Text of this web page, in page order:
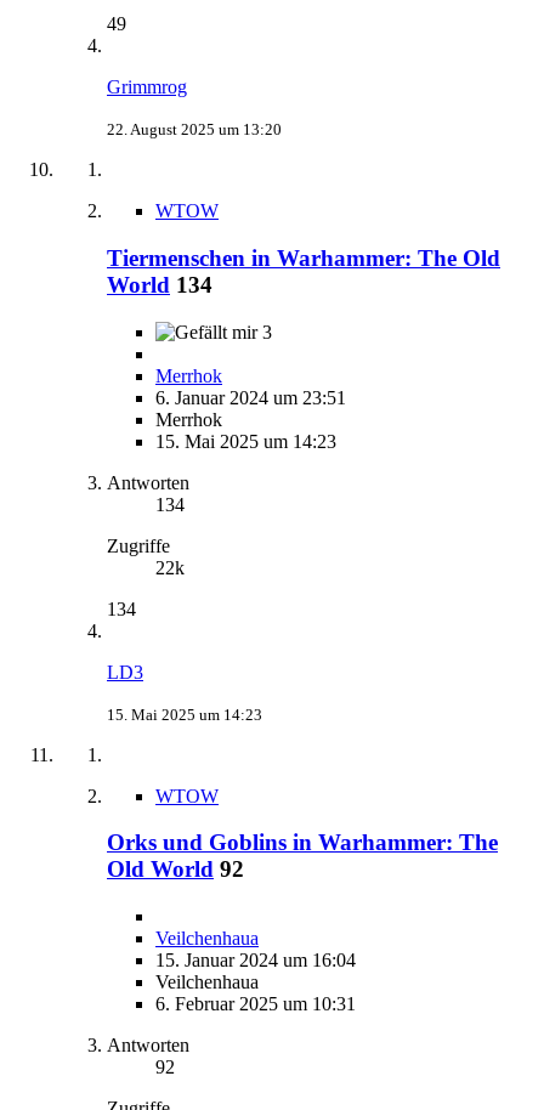
49
Grimmrog
22. August 2025 um 13:20
WTOW
Tiermenschen in Warhammer: The Old
World 134
3
Merrhok
6. Januar 2024 um 23:51
Merrhok
15. Mai 2025 um 14:23
Antworten
134
Zugriffe
22k
134
LD3
15. Mai 2025 um 14:23
WTOW
Orks und Goblins in Warhammer: The
Old World 92
Veilchenhaua
15. Januar 2024 um 16:04
Veilchenhaua
6. Februar 2025 um 10:31
Antworten
92